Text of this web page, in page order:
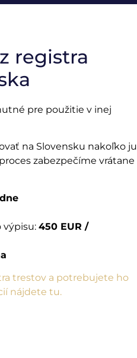
registra
pre použitie v inej
na Slovensku nakoľko ju
zabezpečíme vrátane
výpisu: 450 EUR /
trestov a potrebujete ho
nájdete tu.